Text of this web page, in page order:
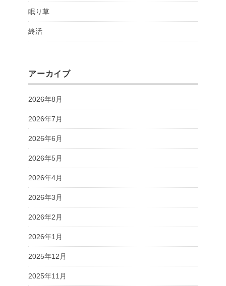
眠り草
終活
アーカイブ
2026年8月
2026年7月
2026年6月
2026年5月
2026年4月
2026年3月
2026年2月
2026年1月
2025年12月
2025年11月